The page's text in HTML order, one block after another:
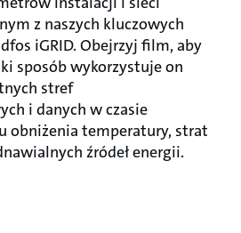
z naszych kluczowych
iGRID. Obejrzyj film, aby
sposób wykorzystuje on
stref
i danych w czasie
obniżenia temperatury, strat
źródeł energii.